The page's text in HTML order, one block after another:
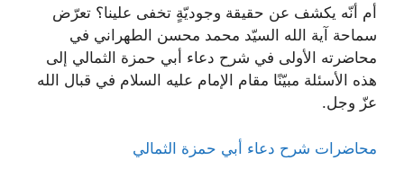
أم أنّه يكشف عن حقيقة وجوديّةٍ تخفى علينا؟ تعرّض
سماحة آية الله السيّد محمد محسن الطهراني في
محاضرته الأولى في شرح دعاء أبي حمزة الثمالي إلى
هذه الأسئلة مبيّنًا مقام الإمام عليه السلام في قبال الله
عزّ وجل.
محاضرات شرح دعاء أبي حمزة الثمالي